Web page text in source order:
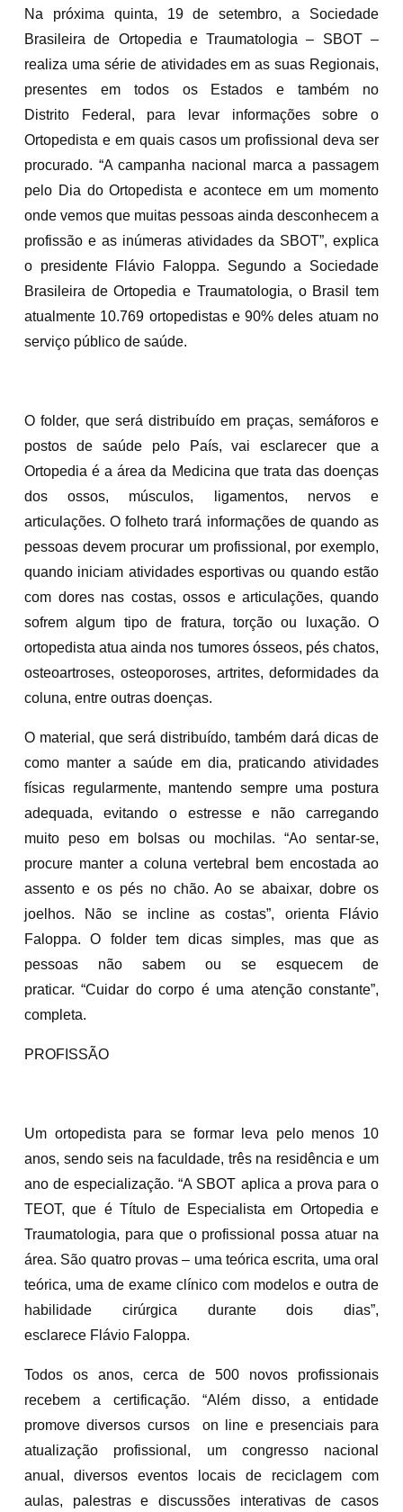
Na próxima quinta, 19 de setembro, a Sociedade
Brasileira de Ortopedia e Traumatologia – SBOT –
realiza uma série de atividades em as suas Regionais,
presentes em todos os Estados e também no
Distrito Federal, para levar informações sobre o
Ortopedista e em quais casos um profissional deva ser
procurado. “A campanha nacional marca a passagem
pelo Dia do Ortopedista e acontece em um momento
onde vemos que muitas pessoas ainda desconhecem a
profissão e as inúmeras atividades da SBOT”, explica
o presidente Flávio Faloppa. Segundo a Sociedade
Brasileira de Ortopedia e Traumatologia, o Brasil tem
atualmente 10.769 ortopedistas e 90% deles atuam no
serviço público de saúde.
O folder, que será distribuído em praças, semáforos e
postos de saúde pelo País, vai esclarecer que a
Ortopedia é a área da Medicina que trata das doenças
dos ossos, músculos, ligamentos, nervos e
articulações. O folheto trará informações de quando as
pessoas devem procurar um profissional, por exemplo,
quando iniciam atividades esportivas ou quando estão
com dores nas costas, ossos e articulações, quando
sofrem algum tipo de fratura, torção ou luxação. O
ortopedista atua ainda nos tumores ósseos, pés chatos,
osteoartroses, osteoporoses, artrites, deformidades da
coluna, entre outras doenças.
O material, que será distribuído, também dará dicas de
como manter a saúde em dia, praticando atividades
físicas regularmente, mantendo sempre uma postura
adequada, evitando o estresse e não carregando
muito peso em bolsas ou mochilas. “Ao sentar-se,
procure manter a coluna vertebral bem encostada ao
assento e os pés no chão. Ao se abaixar, dobre os
joelhos. Não se incline as costas”, orienta Flávio
Faloppa. O folder tem dicas simples, mas que as
pessoas não sabem ou se esquecem de
praticar. “Cuidar do corpo é uma atenção constante”,
completa.
PROFISSÃO
Um ortopedista para se formar leva pelo menos 10
anos, sendo seis na faculdade, três na residência e um
ano de especialização. “A SBOT aplica a prova para o
TEOT, que é Título de Especialista em Ortopedia e
Traumatologia, para que o profissional possa atuar na
área. São quatro provas – uma teórica escrita, uma oral
teórica, uma de exame clínico com modelos e outra de
habilidade cirúrgica durante dois dias”,
esclarece Flávio Faloppa.
Todos os anos, cerca de 500 novos profissionais
recebem a certificação. “Além disso, a entidade
promove diversos cursos on line e presenciais para
atualização profissional, um congresso nacional
anual, diversos eventos locais de reciclagem com
aulas, palestras e discussões interativas de casos